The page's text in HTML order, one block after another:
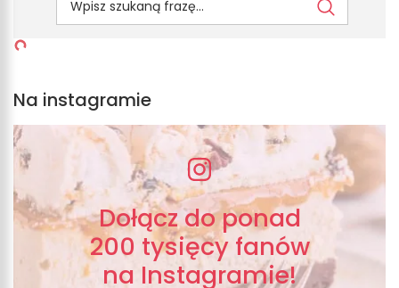
Na instagramie
Dołącz do ponad
200 tysięcy fanów
na Instagramie!